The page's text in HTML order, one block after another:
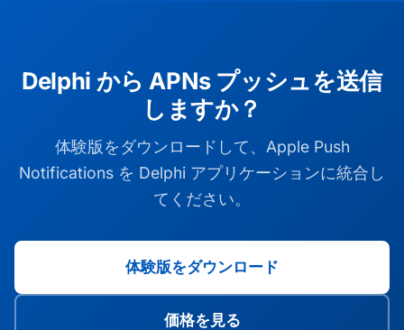
Delphi から APNs プッシュを送信
しますか？
体験版をダウンロードして、Apple Push
Notifications を Delphi アプリケーションに統合し
てください。
体験版をダウンロード
価格を見る